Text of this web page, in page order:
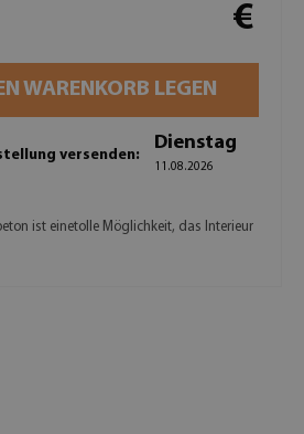
€
WARENKORB LEGEN
versenden:
Dienstag
11.08.2026
ist einetolle Möglichkeit, das Interieur